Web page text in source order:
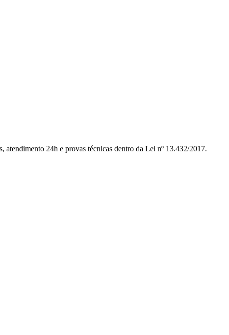
atendimento 24h e provas técnicas dentro da Lei nº 13.432/2017.